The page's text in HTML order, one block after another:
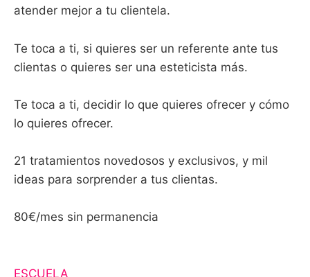
atender mejor a tu clientela.
Te toca a ti, si quieres ser un referente ante tus
clientas o quieres ser una esteticista más.
Te toca a ti, decidir lo que quieres ofrecer y cómo
lo quieres ofrecer.
21 tratamientos novedosos y exclusivos, y mil
ideas para sorprender a tus clientas.
80€/mes sin permanencia
ESCUELA